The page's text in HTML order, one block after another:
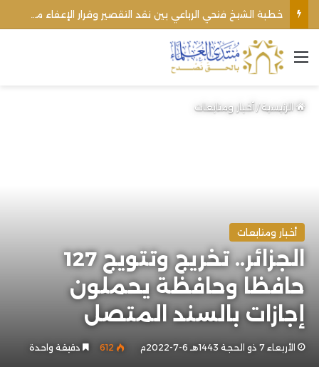
القائمة
الرئيسية/أخبار ومتابعات
أخبار ومتابعات
الجزائر.. تخريج وتتويج 127
حافظا وحافظة يحملون
إجازات بالسند المتصل
الأربعاء 7 ذو الحجة 1443هـ 6-7-2022م 612 دقيقة واحدة